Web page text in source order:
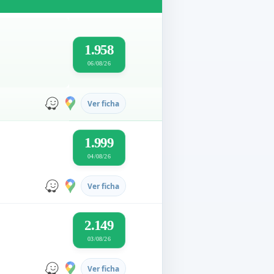
1.958
06/08/26
Ver ficha
1.999
04/08/26
Ver ficha
2.149
03/08/26
Ver ficha